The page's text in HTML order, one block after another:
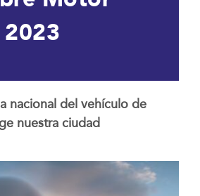
nacional del vehículo de
nuestra ciudad